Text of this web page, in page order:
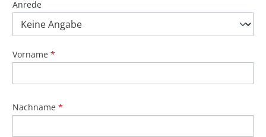
Persönliche Informationen
Anrede
Vorname *
Nachname *